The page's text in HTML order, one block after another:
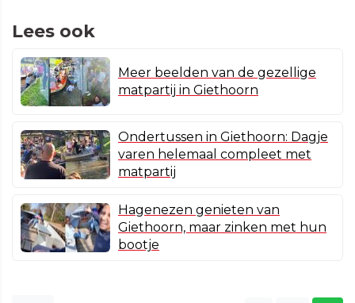
Lees ook
Meer beelden van de gezellige
matpartij in Giethoorn
Ondertussen in Giethoorn: Dagje
varen helemaal compleet met
matpartij
Hagenezen genieten van
Giethoorn, maar zinken met hun
bootje